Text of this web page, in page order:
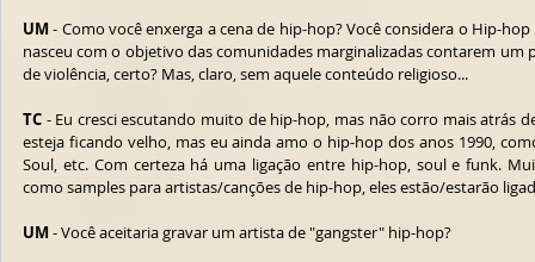
UM - Como você enxerga a cena de hip-hop? Você considera o Hip-
nasceu com o objetivo das comunidades marginalizadas contarem um
de violência, certo? Mas, claro, sem aquele conteúdo religioso...
TC - Eu cresci escutando muito de hip-hop, mas não corro mais atrás
esteja ficando velho, mas eu ainda amo o hip-hop dos anos 1990,
Soul, etc. Com certeza há uma ligação entre hip-hop, soul e funk.
como samples para artistas/canções de hip-hop, eles estão/estarão
UM - Você aceitaria gravar um artista de "gangster" hip-hop?